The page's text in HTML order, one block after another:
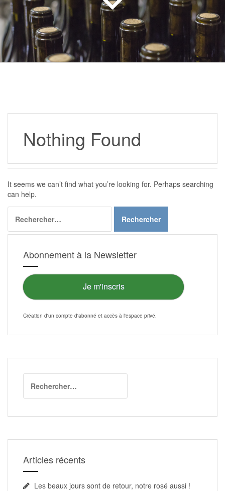
Nothing Found
It seems we can’t find what you’re looking for. Perhaps searching
can help.
Abonnement à la Newsletter
Je m'inscris
Création d'un compte d'abonné et accès à l'espace privé.
Articles récents
Les beaux jours sont de retour, notre rosé aussi !